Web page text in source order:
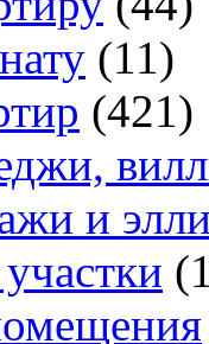
(11)
(421)
и